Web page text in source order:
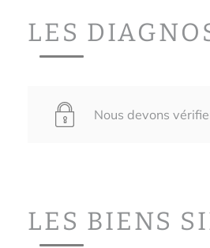
LES
Nous devons
LES BIENS